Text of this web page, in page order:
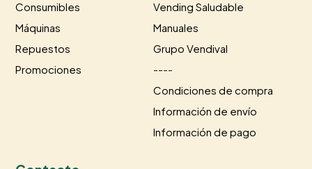
Consumibles
Máquinas
Repuestos
Promociones
Vending Saludable
Manuales
Grupo Vendival
----
Condiciones de compra
Información de envío
Información de pago